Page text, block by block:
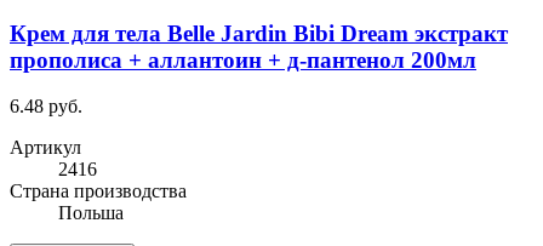
Крем для тела Belle Jardin Bibi Dream экстракт
прополиса + аллантоин + д-пантенол 200мл
6.48 руб.
Артикул
2416
Cтрана производства
Польша